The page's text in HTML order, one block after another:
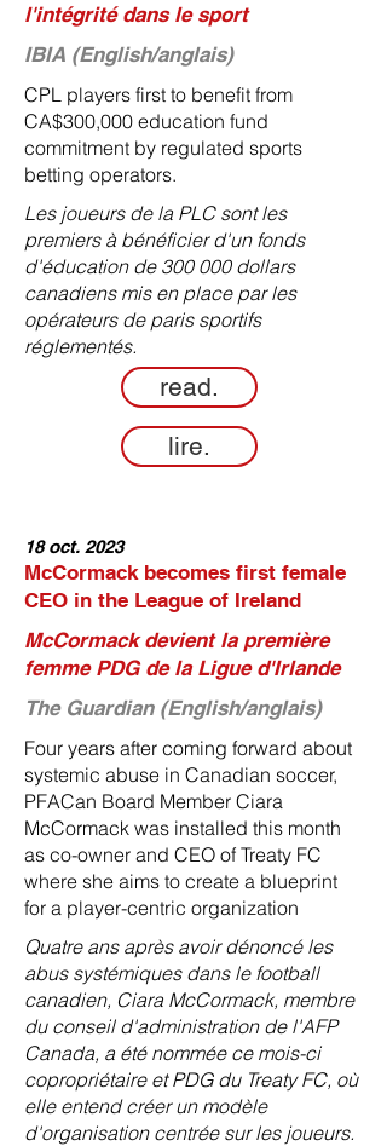
l'intégrité dans le sport
IBIA (English/anglais)
CPL players first to benefit from
CA$300,000 education fund
commitment by regulated sports
betting operators.
Les joueurs de la PLC sont les
premiers à bénéficier d'un fonds
d'éducation de 300 000 dollars
canadiens mis en place par les
opérateurs de paris sportifs
réglementés.
read.
lire.
18 oct. 2023
McCormack becomes first female
CEO in the League of Ireland
McCormack devient la première
femme PDG de la Ligue d'Irlande
The Guardian (English/anglais)
Four years after coming forward about
systemic abuse in Canadian soccer,
PFACan Board Member Ciara
McCormack was installed this month
as co-owner and CEO of Treaty FC
where she aims to create a blueprint
for a player-centric organization
Quatre ans après avoir dénoncé les
abus systémiques dans le football
canadien, Ciara McCormack, membre
du conseil d'administration de l'AFP
Canada, a été nommée ce mois-ci
copropriétaire et PDG du Treaty FC, où
elle entend créer un modèle
d'organisation centrée sur les joueurs.